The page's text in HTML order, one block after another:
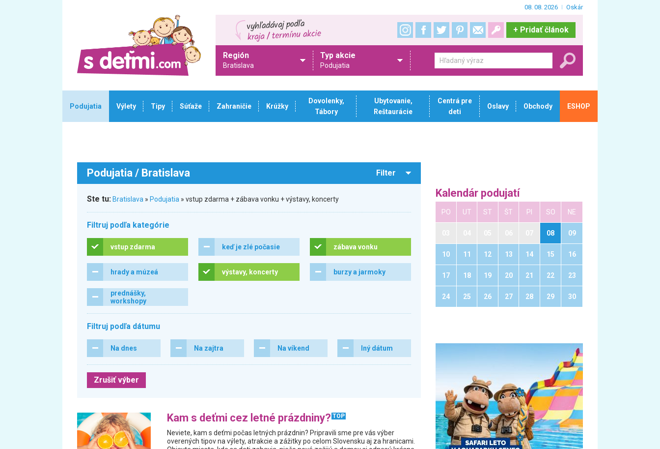
08. 08. 2026 Oskár
+ Pridať článok
Región
Bratislava
Typ akcie
Podujatia
Podujatia Výlety Tipy Súťaže Zahraničie Krúžky
Dovolenky,
Tábory
Ubytovanie,
Reštaurácie
Centrá pre
deti
Oslavy Obchody ESHOP
Podujatia / Bratislava Filter
Ste tu: Bratislava » Podujatia » vstup zdarma + zábava vonku + výstavy, koncerty
Filtruj podľa kategórie
vstup zdarma keď je zlé počasie zábava vonku
hrady a múzeá výstavy, koncerty burzy a jarmoky
prednášky,
workshopy
Filtruj podľa dátumu
Na dnes Na zajtra Na víkend Iný dátum
Zrušiť výber
Kam s deťmi cez letné prázdniny? TOP
Neviete, kam s deťmi počas letných prázdnin? Pripravili sme pre vás výber
overených tipov na výlety, atrakcie a zážitky po celom Slovensku aj za hranicami.
Kalendár podujatí
PO UT ST ŠT PI SO NE
08 09
10 11 12 13 14 15 16
17 18 19 20 21 22 23
24 25 26 27 28 29 30